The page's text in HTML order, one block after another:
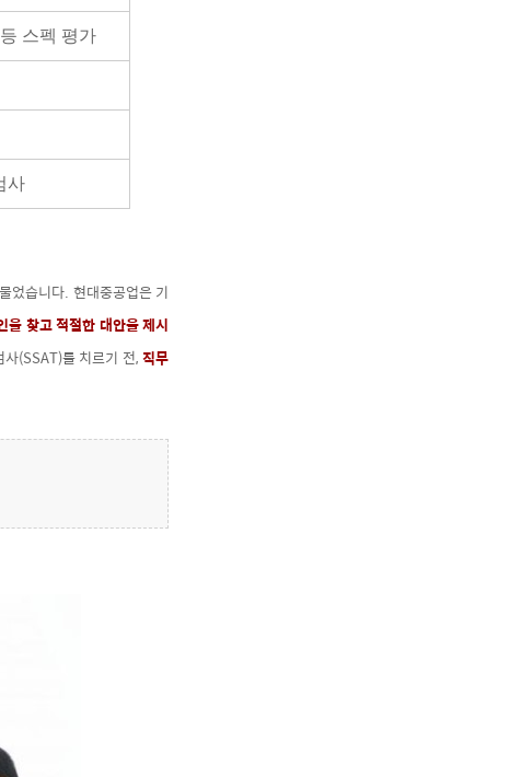
스펙 평가
사
었습니다. 현대중공업은 기
을 찾고 적절한 대안을 제시
(SSAT)를 치르기 전,직무